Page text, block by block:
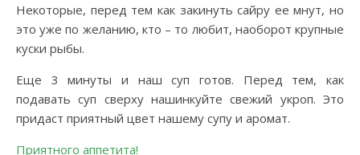
Некоторые, перед тем как закинуть сайру ее мнут, но
это уже по желанию, кто – то любит, наоборот крупные
куски рыбы.
Еще 3 минуты и наш суп готов. Перед тем, как
подавать суп сверху нашинкуйте свежий укроп. Это
придаст приятный цвет нашему супу и аромат.
Приятного аппетита!